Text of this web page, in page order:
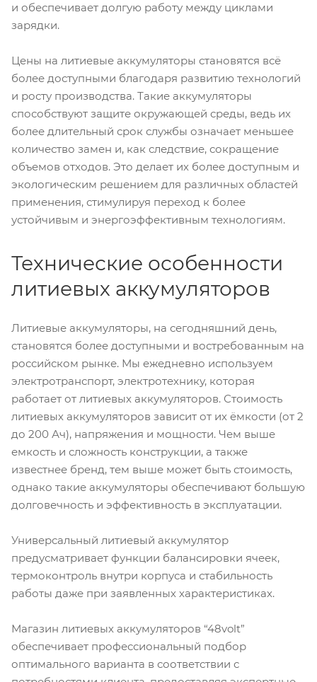
и обеспечивает долгую работу между циклами
зарядки.
Цены на литиевые аккумуляторы становятся всё
более доступными благодаря развитию технологий
и росту производства. Такие аккумуляторы
способствуют защите окружающей среды, ведь их
более длительный срок службы означает меньшее
количество замен и, как следствие, сокращение
объемов отходов. Это делает их более доступным и
экологическим решением для различных областей
применения, стимулируя переход к более
устойчивым и энергоэффективным технологиям.
Технические особенности
литиевых аккумуляторов
Литиевые аккумуляторы, на сегодняшний день,
становятся более доступными и востребованным на
российском рынке. Мы ежедневно используем
электротранспорт, электротехнику, которая
работает от литиевых аккумуляторов. Стоимость
литиевых аккумуляторов зависит от их ёмкости (от 2
до 200 Ач), напряжения и мощности. Чем выше
емкость и сложность конструкции, а также
известнее бренд, тем выше может быть стоимость,
однако такие аккумуляторы обеспечивают большую
долговечность и эффективность в эксплуатации.
Универсальный литиевый аккумулятор
предусматривает функции балансировки ячеек,
термоконтроль внутри корпуса и стабильность
работы даже при заявленных характеристиках.
Магазин литиевых аккумуляторов “48volt”
обеспечивает профессиональный подбор
оптимального варианта в соответствии с